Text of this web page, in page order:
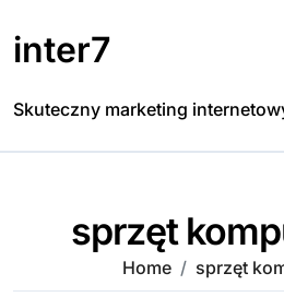
to
content
inter7
Skuteczny marketing
sprzęt
Home sprzęt